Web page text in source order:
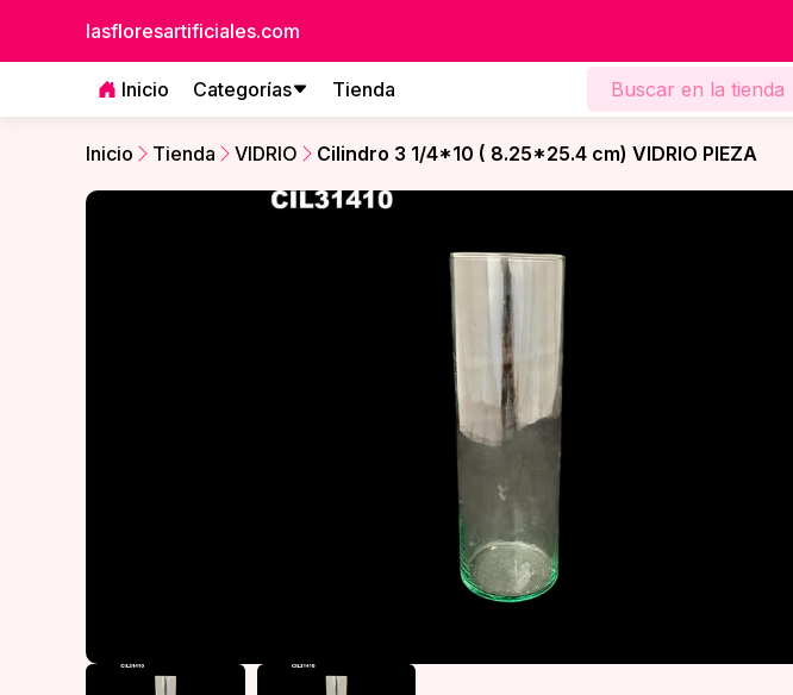
lasfloresartificiales.com
Inicio Categorías Tienda
Inicio Tienda VIDRIO Cilindro 3 1/4*10 ( 8.25*25.4 cm) VIDRIO PIEZA